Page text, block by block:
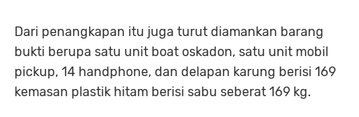
Dari penangkapan itu juga turut diamankan barang
bukti berupa satu unit boat oskadon, satu unit mobil
pickup, 14 handphone, dan delapan karung berisi 169
kemasan plastik hitam berisi sabu seberat 169 kg.